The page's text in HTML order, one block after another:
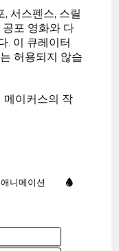
서스펜스, 스릴
포 영화와 다
. 이 큐레이터
허용되지 않습
메이커스의 작
니메이션